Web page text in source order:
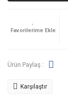
Ürün Paylaş :
Karşılaştır